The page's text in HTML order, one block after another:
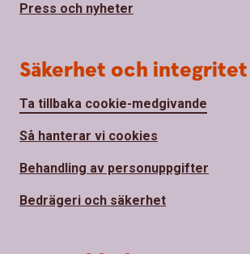
Press och nyheter
Säkerhet och integritet
Ta tillbaka cookie-medgivande
Så hanterar vi cookies
Behandling av personuppgifter
Bedrägeri och säkerhet